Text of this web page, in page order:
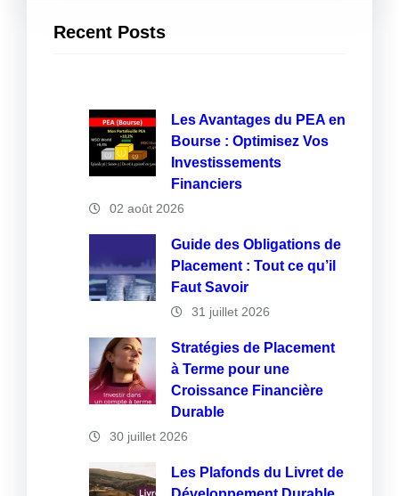
Recent Posts
Les Avantages du PEA en
Bourse : Optimisez Vos
Investissements
Financiers
02 août 2026
Guide des Obligations de
Placement : Tout ce qu’il
Faut Savoir
31 juillet 2026
Stratégies de Placement
à Terme pour une
Croissance Financière
Durable
30 juillet 2026
Les Plafonds du Livret de